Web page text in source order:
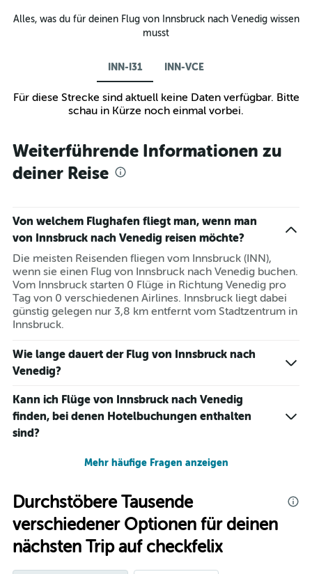
Alles, was du für deinen Flug von Innsbruck nach Venedig wissen
musst
INN-I31 INN-VCE
Für diese Strecke sind aktuell keine Daten verfügbar. Bitte
schau in Kürze noch einmal vorbei.
Weiterführende Informationen zu
deiner Reise
Von welchem Flughafen fliegt man, wenn man
von Innsbruck nach Venedig reisen möchte?
Die meisten Reisenden fliegen vom Innsbruck (INN),
wenn sie einen Flug von Innsbruck nach Venedig buchen.
Vom Innsbruck starten 0 Flüge in Richtung Venedig pro
Tag von 0 verschiedenen Airlines. Innsbruck liegt dabei
günstig gelegen nur 3,8 km entfernt vom Stadtzentrum in
Innsbruck.
Wie lange dauert der Flug von Innsbruck nach
Venedig?
Kann ich Flüge von Innsbruck nach Venedig
finden, bei denen Hotelbuchungen enthalten
sind?
Mehr häufige Fragen anzeigen
Durchstöbere Tausende
verschiedener Optionen für deinen
nächsten Trip auf checkfelix